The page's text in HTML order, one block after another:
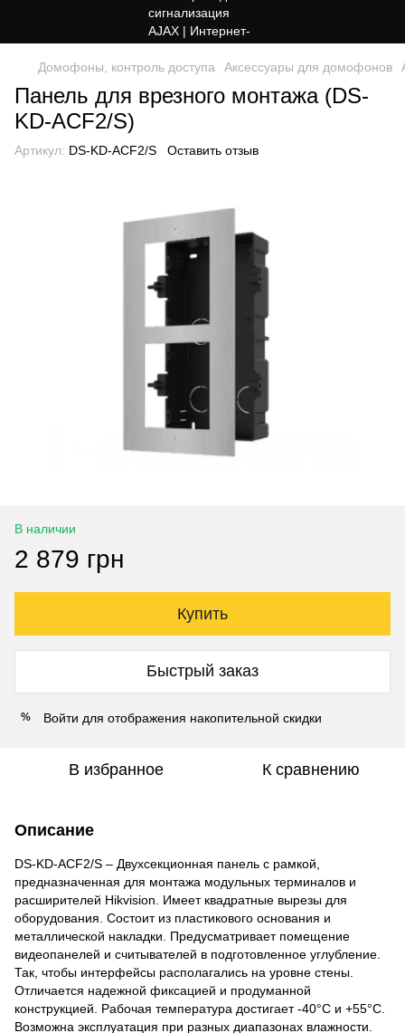
Домофоны, контроль доступа Аксессуары для домофонов
Панель для врезного монтажа (DS-
KD-ACF2/S)
Артикул: DS-KD-ACF2/S Оставить отзыв
В наличии
2 879 грн
Купить
Быстрый заказ
% Войти для отображения накопительной скидки
В избранное К сравнению
Описание
DS-KD-ACF2/S – Двухсекционная панель с рамкой,
предназначенная для монтажа модульных терминалов и
расширителей Hikvision. Имеет квадратные вырезы для
оборудования. Состоит из пластикового основания и
металлической накладки. Предусматривает помещение
видеопанелей и считывателей в подготовленное углубление.
Так, чтобы интерфейсы располагались на уровне стены.
Отличается надежной фиксацией и продуманной
конструкцией. Рабочая температура достигает -40°C и +55°C.
Возможна эксплуатация при разных диапазонах влажности.